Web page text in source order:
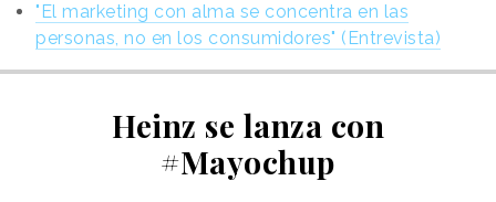
"El marketing con alma se concentra en las
personas, no en los consumidores" (Entrevista)
Heinz se lanza con
#Mayochup